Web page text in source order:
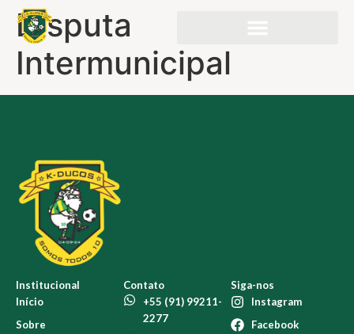
Disputa
Intermunicipal
Institucional
Início
Sobre
Contato
+55 (91) 99211-
2277
Siga-nos
Instagram
Facebook